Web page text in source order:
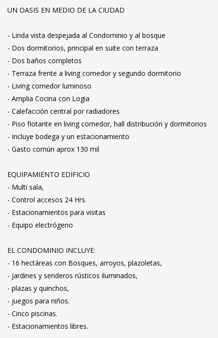
UN OASIS EN MEDIO DE LA CIUDAD
- Linda vista despejada al Condominio y al bosque
- Dos dormitorios, principal en suite con terraza
- Dos baños completos
- Terraza frente a living comedor y segundo dormitorio
- Living comedor luminoso
- Amplia Cocina con Logia
- Calefacción central por radiadores
- Piso flotante en living comedor, hall distribución y dormitorios
- Incluye bodega y un estacionamiento
- Gasto común aprox 130 mil
EQUIPAMIENTO EDIFICIO
- Multi sala,
- Control accesos 24 Hrs.
- Estacionamientos para visitas
- Equipo electrógeno
EL CONDOMINIO INCLUYE:
- 16 hectáreas con Bosques, arroyos, plazoletas,
- jardines y senderos rústicos iluminados,
- plazas y quinchos,
- juegos para niños.
- Cinco piscinas.
- Estacionamientos libres.